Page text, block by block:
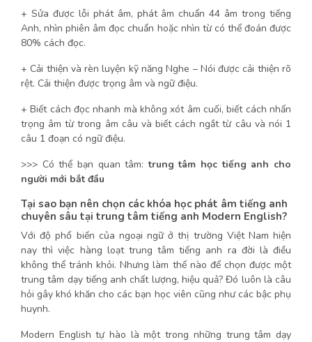
+ Sửa được lỗi phát âm, phát âm chuẩn 44 âm trong tiếng
Anh, nhìn phiên âm đọc chuẩn hoặc nhìn từ có thể đoán được
80% cách đọc.
+ Cải thiện và rèn luyện kỹ năng Nghe – Nói được cải thiện rõ
rệt. Cải thiện được trọng âm và ngữ điệu.
+ Biết cách đọc nhanh mà không xót âm cuối, biết cách nhấn
trọng âm từ trong âm câu và biết cách ngắt từ câu và nói 1
câu 1 đoạn có ngữ điệu.
>>> Có thể bạn quan tâm:trung tâm học tiếng anh cho
người mới bắt đầu
Tại sao bạn nên chọn các khóa học phát âm tiếng anh
chuyên sâu tại trung tâm tiếng anh Modern English?
Với độ phổ biến của ngoại ngữ ở thị trường Việt Nam hiện
nay thì việc hàng loạt trung tâm tiếng anh ra đời là điều
không thể tránh khỏi. Nhưng làm thế nào để chọn được một
trung tâm dạy tiếng anh chất lượng, hiệu quả? Đó luôn là câu
hỏi gây khó khăn cho các bạn học viên cũng như các bậc phụ
huynh.
Modern English tự hào là một trong những trung tâm dạy